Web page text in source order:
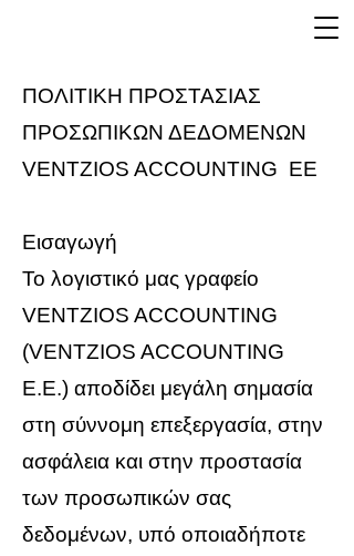
ΠΟΛΙΤΙΚΗ ΠΡΟΣΤΑΣΙΑΣ
ΠΡΟΣΩΠΙΚΩΝ ΔΕΔΟΜΕΝΩΝ
VENTZIOS ACCOUNTING ΕΕ
Εισαγωγή
Το λογιστικό μας γραφείο
VENTZIOS ACCOUNTING
(VENTZIOS ACCOUNTING
E.E.) αποδίδει μεγάλη σημασία
στη σύννομη επεξεργασία, στην
ασφάλεια και στην προστασία
των προσωπικών σας
δεδομένων, υπό οποιαδήποτε